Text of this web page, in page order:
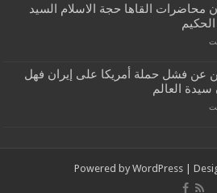
محاضرات القاها حجة الاسلام السيد
عن فشل حملة أمريكا على إيران فهل
سيدة العالم
Powered by WordPress|